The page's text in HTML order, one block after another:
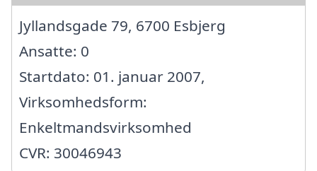
Jyllandsgade 79, 6700 Esbjerg
Ansatte: 0
Startdato: 01. januar 2007,
Virksomhedsform:
Enkeltmandsvirksomhed
CVR: 30046943